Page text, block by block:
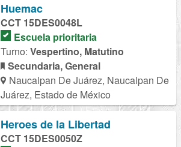
Huemac
CCT 15DES0048L
Escuela prioritaria
Turno: Vespertino, Matutino
Secundaria, General
Naucalpan De Juárez, Naucalpan De
Juárez, Estado de México
Heroes de la Libertad
CCT 15DES0050Z